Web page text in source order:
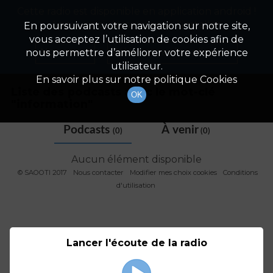
Tag
Liste des podcasts avec le mot-clé
Podcasts (0) À venir(0)
Aucun élément disponible
© SAOOTI 2017 Nous contacter Modifier mes choix cookies
Conditions
d'utilisation
En poursuivant votre navigation sur notre site,
vous acceptez l’utilisation de cookies afin de
nous permettre d’améliorer votre expérience
utilisateur.
En savoir plus sur notre politique Cookies
OK
Appuyez ci-dessous pour l'installer.
Non merci Télécharger l'application
Lancer l'écoute de la radio